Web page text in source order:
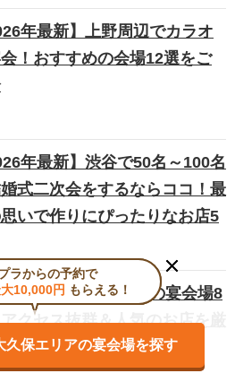
ラからの予約で
10,000円 もらえる！
久保エリアの宴会場を探す
ラからの予約で
10,000円 もらえる！
久保エリアの宴会場を探す
年最新】上野周辺でカラオ
！おすすめの会場12選をご
年最新】渋谷で50名～100名
式二次会をするならココ！最
いで作りにぴったりなお店5
年最新】船橋周辺の宴会場8
クセス抜群＆人気のお店を厳